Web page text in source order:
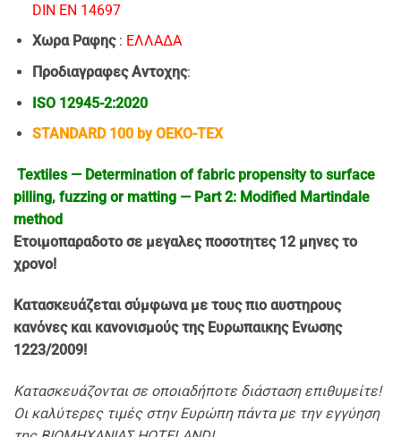
DIN EN 14697
Χωρα Ραφης: EΛΛΑΔΑ
Προδιαγραφες Αντοχης:
ISO 12945-2:2020
STANDARD 100 by OEKO-TEX
Textiles — Determination of fabric propensity to surface
pilling, fuzzing or matting — Part 2: Modified Martindale
method
Ετοιμοπαραδοτo σε μεγαλες ποσοτητες 12 μηνες το
χρονο!
Κατασκευάζεται σύμφωνα με τους πιο αυστηρους
κανόνες και κανονισμούς της Ευρωπαικης Ενωσης
1223/2009!
Κατασκευάζονται σε οποιαδήποτε διάσταση επιθυμείτε!
Οι καλύτερες τιμές στην Ευρώπη πάντα με την εγγύηση